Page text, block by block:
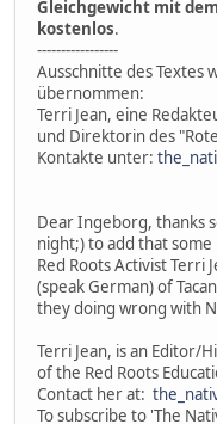
Gleichgewicht mit
kostenlos.
-----------------
Ausschnitte des Textes
übernommen:
Terri Jean, eine
und Direktorin des
Kontakte unter:
Dear Ingeborg, thanks
night;) to add that
Red Roots Activist Terri
(speak German) of
they doing wrong with
Terri Jean, is an Editor/
of the Red Roots
Contact her at:
To subscribe to 'The